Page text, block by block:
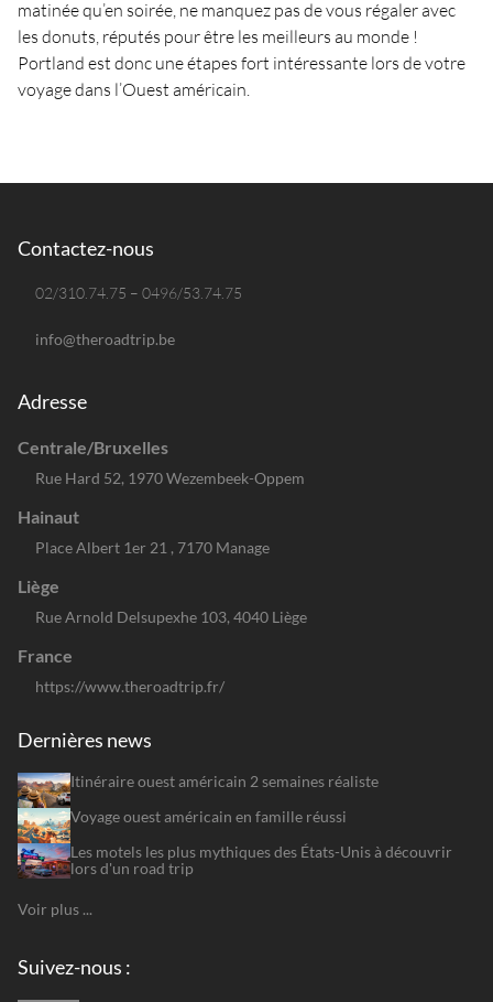
matinée qu’en soirée, ne manquez pas de vous régaler avec
les donuts, réputés pour être les meilleurs au monde !
Portland est donc une étapes fort intéressante lors de votre
voyage dans l’Ouest américain.
Contactez-nous
02/310.74.75 – 0496/53.74.75
info@theroadtrip.be
Adresse
Centrale/Bruxelles
Rue Hard 52, 1970 Wezembeek-Oppem
Hainaut
Place Albert 1er 21 , 7170 Manage
Liège
Rue Arnold Delsupexhe 103, 4040 Liège
France
https://www.theroadtrip.fr/
Dernières news
Itinéraire ouest américain 2 semaines réaliste
Voyage ouest américain en famille réussi
Les motels les plus mythiques des États-Unis à découvrir
lors d'un road trip
Voir plus ...
Suivez-nous :